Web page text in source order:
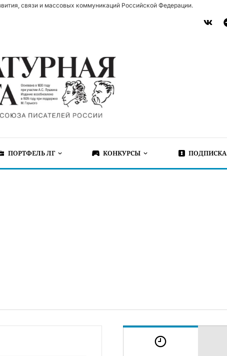
связи и массовых коммуникаций Российской Федерации.
ПОРТФЕЛЬ ЛГ КОНКУРСЫ ПОДПИСКА